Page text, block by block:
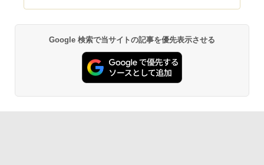
Google 検索で当サイトの記事を優先表示させる